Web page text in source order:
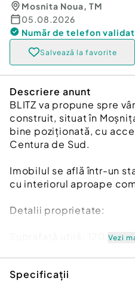
Mosnita Noua, TM
05.08.2026
Număr de telefon validat
Salvează la favorite
Descriere anunt
BLITZ va propune spre
construit, situat în
bine poziționată, cu
Centura de Sud.
Imobilul se află într-un
cu interiorul aproape
Detalii proprietate:
Suprafață utilă: 120 mp
Vezi
Specificații